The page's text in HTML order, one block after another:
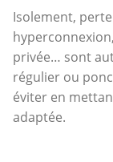
Isolement,
privée… sont
régulier ou
éviter en
adaptée.